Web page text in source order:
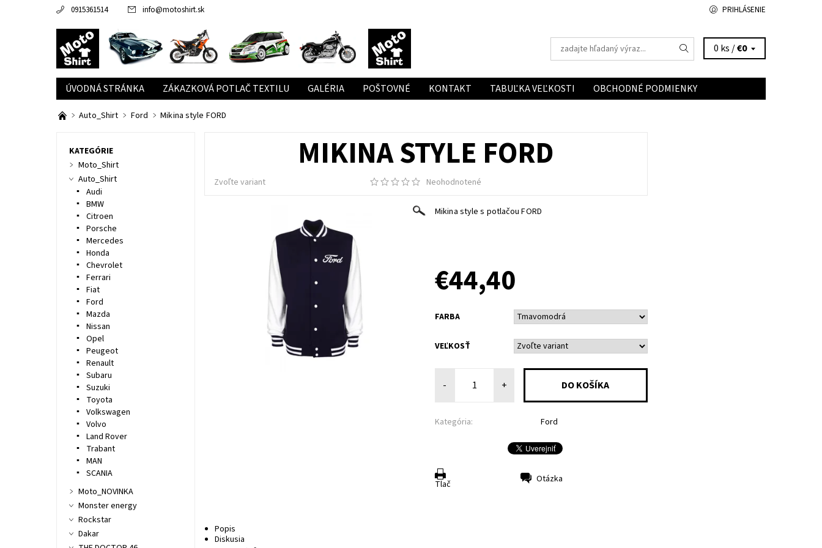
0915361514 info@motoshirt.sk PRIHLÁSENIE
0 ks /€0
ÚVODNÁ STRÁNKA ZÁKAZKOVÁ POTLAČ TEXTILU GALÉRIA POŠTOVNÉ KONTAKT TABUĽKA VEĽKOSTI OBCHODNÉ PODMIENKY
Auto_Shirt Ford Mikina style FORD
MIKINA STYLE FORD
Zvoľte variant Neohodnotené
Mikina style s potlačou FORD
€44,40
FARBA
VEĽKOSŤ
- +
Kategória: Ford
Tlač Otázka
Popis
Diskusia
KATEGÓRIE
Moto_Shirt
Auto_Shirt
Audi
BMW
Citroen
Porsche
Mercedes
Honda
Chevrolet
Ferrari
Fiat
Ford
Mazda
Nissan
Opel
Peugeot
Renault
Subaru
Suzuki
Toyota
Volkswagen
Volvo
Land Rover
Trabant
MAN
SCANIA
Moto_NOVINKA
Monster energy
Rockstar
Dakar